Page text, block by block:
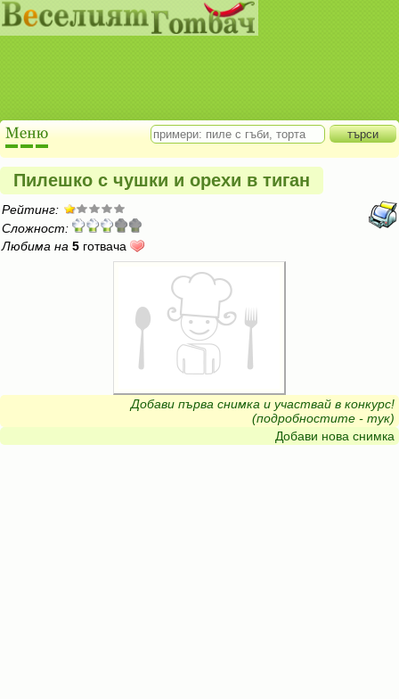
Пилешко с чушки и орехи в тиган
Рейтинг:
Сложност:
Любима на 5 готвача
Добави първа снимка и участвай в конкурс!
(подробностите - тук)
Добави нова снимка